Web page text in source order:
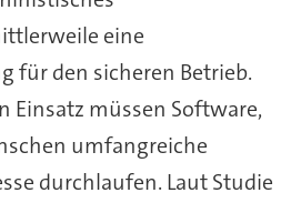
eine
für den sicheren Betrieb.
Einsatz müssen Software,
umfangreiche
durchlaufen. Laut Studie